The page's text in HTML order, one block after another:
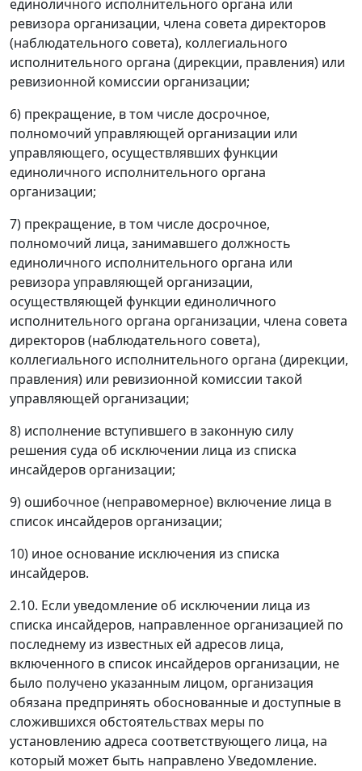
единоличного исполнительного органа или
ревизора организации, члена совета директоров
(наблюдательного совета), коллегиального
исполнительного органа (дирекции, правления) или
ревизионной комиссии организации;
6) прекращение, в том числе досрочное,
полномочий управляющей организации или
управляющего, осуществлявших функции
единоличного исполнительного органа
организации;
7) прекращение, в том числе досрочное,
полномочий лица, занимавшего должность
единоличного исполнительного органа или
ревизора управляющей организации,
осуществляющей функции единоличного
исполнительного органа организации, члена совета
директоров (наблюдательного совета),
коллегиального исполнительного органа (дирекции,
правления) или ревизионной комиссии такой
управляющей организации;
8) исполнение вступившего в законную силу
решения суда об исключении лица из списка
инсайдеров организации;
9) ошибочное (неправомерное) включение лица в
список инсайдеров организации;
10) иное основание исключения из списка
инсайдеров.
2.10. Если уведомление об исключении лица из
списка инсайдеров, направленное организацией по
последнему из известных ей адресов лица,
включенного в список инсайдеров организации, не
было получено указанным лицом, организация
обязана предпринять обоснованные и доступные в
сложившихся обстоятельствах меры по
установлению адреса соответствующего лица, на
который может быть направлено Уведомление.